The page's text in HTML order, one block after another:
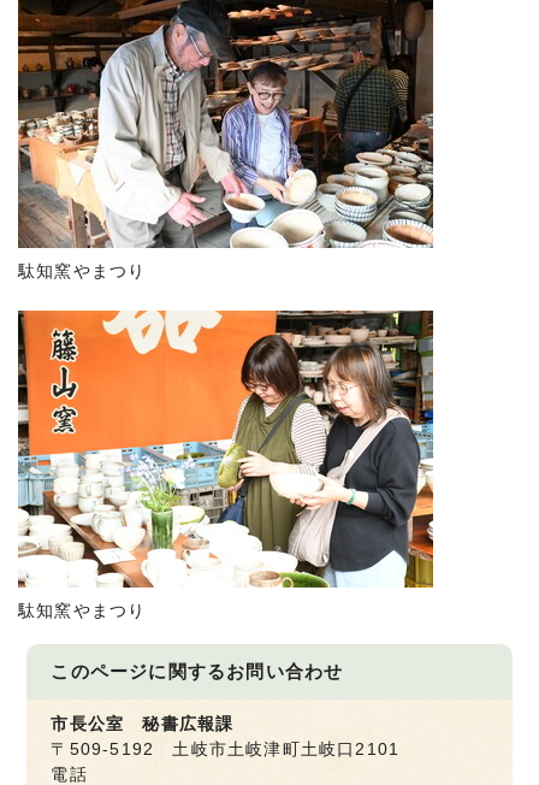
駄知窯やまつり
駄知窯やまつり
このページに関するお問い合わせ
市長公室 秘書広報課
〒509-5192 土岐市土岐津町土岐口2101
電話